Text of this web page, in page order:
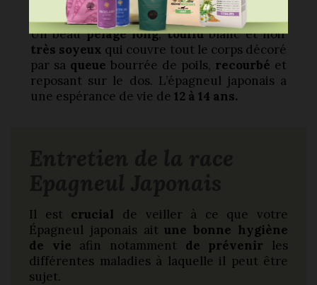
Un beaupelage long,touffublanc et noir
très soyeux qui couvre tout le corps décoré
par sa queue bourrée de poils, recourbé et
reposant sur le dos. L’épagneul japonais a
une espérance de vie de 12 à 14 ans.
Il est crucial de veiller à ce que votre
Épagneul japonais aitune bonne hygiène
de vie afin notamment de prévenir les
différentes maladies à laquelle il peut être
sujet.